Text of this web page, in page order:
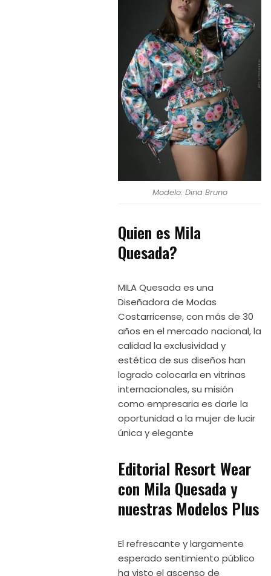
Modelo: Dina Bruno
Quien es Mila
Quesada?
MILA Quesada es una
Diseñadora de Modas
Costarricense, con más de 30
años en el mercado nacional, la
calidad la exclusividad y
estética de sus diseños han
logrado colocarla en vitrinas
internacionales, su misión
como empresaria es darle la
oportunidad a la mujer de lucir
única y elegante
Editorial Resort Wear
con Mila Quesada y
nuestras Modelos Plus
El refrescante y largamente
esperado sentimiento público
ha visto el ascenso de